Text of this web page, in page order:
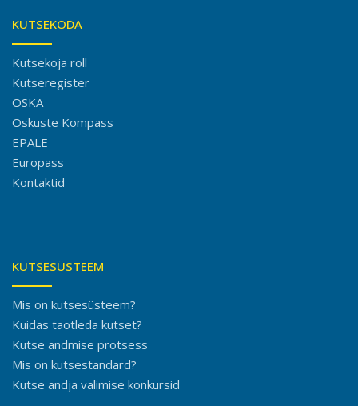
KUTSEKODA
Kutsekoja roll
Kutseregister
OSKA
Oskuste Kompass
EPALE
Europass
Kontaktid
KUTSESÜSTEEM
Mis on kutsesüsteem?
Kuidas taotleda kutset?
Kutse andmise protsess
Mis on kutsestandard?
Kutse andja valimise konkursid